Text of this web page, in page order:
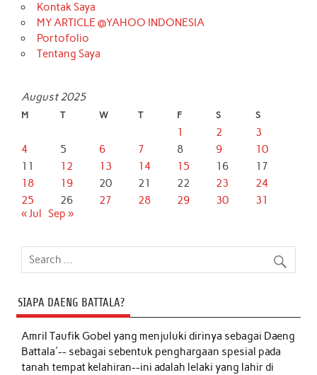
Kontak Saya
MY ARTICLE @YAHOO INDONESIA
Portofolio
Tentang Saya
August 2025
M T W T F S S
1 2
3
4
5 6 7 8 9
10
11
12 13 14 15 16
17
18
19 20 21 22 23
24
25
26 27 28 29 30
31
« Jul Sep »
SIAPA DAENG BATTALA?
Amril Taufik Gobelyang menjuluki dirinya sebagai Daeng
Battala'-- sebagai sebentuk penghargaan spesial pada
tanah tempat kelahiran--ini adalah lelaki yang lahir di